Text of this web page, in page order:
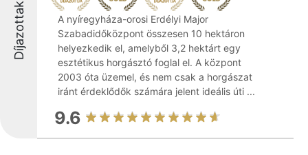
Díjazottak
A nyíregyháza-orosi Erdélyi Major
Szabadidőközpont összesen 10 hektáron
helyezkedik el, amelyből 3,2 hektárt egy
esztétikus horgásztó foglal el. A központ
2003 óta üzemel, és nem csak a horgászat
iránt érdeklődők számára jelent ideális úti ...
9.6